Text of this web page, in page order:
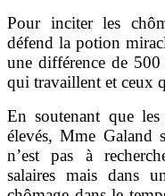
Pour inciter les
défend la potion
une différence de 500
qui travaillent et ceux
En soutenant que
élevés, Mme Galand
n’est pas à
salaires mais dans